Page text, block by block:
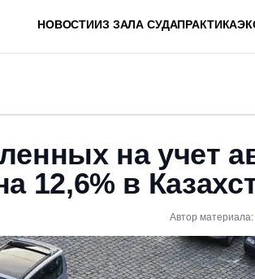
НОВОСТИИЗ ЗАЛА СУДАПРАКТИКА
на учет
12,6% в
Автор материала: